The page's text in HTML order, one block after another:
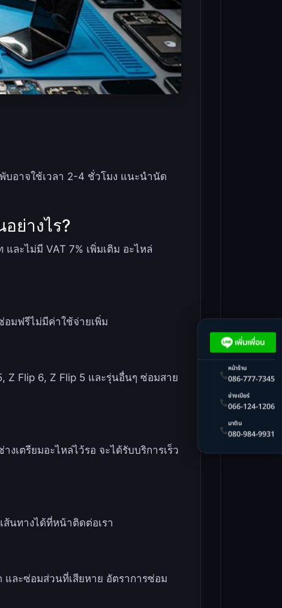
บอาจใช้เวลา 2-4 ชั่วโมง แนะนำนัด
ย่างไร?
ละไม่มี VAT 7% เพิ่มเติม อะไหล่
มฟรีไม่มีค่าใช้จ่ายเพิ่ม
Z Flip 6, Z Flip 5 และรุ่นอื่นๆ ซ่อมสาย
เตรียมอะไหล่ไว้รอ จะได้รับบริการเร็ว
นทางได้ที่หน้าติดต่อเรา
และซ่อมส่วนที่เสียหาย อัตราการซ่อม
หน้าร้าน
086-777-7345
ช่างเบียร์
066-124-1206
มาติน
080-984-9931